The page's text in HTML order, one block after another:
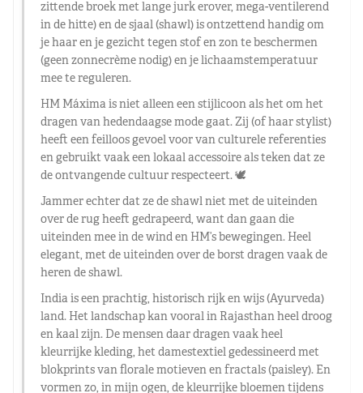
zittende broek met lange jurk erover, mega-ventilerend
in de hitte) en de sjaal (shawl) is ontzettend handig om
je haar en je gezicht tegen stof en zon te beschermen
(geen zonnecrème nodig) en je lichaamstemperatuur
mee te reguleren.
HM Máxima is niet alleen een stijlicoon als het om het
dragen van hedendaagse mode gaat. Zij (of haar stylist)
heeft een feilloos gevoel voor van culturele referenties
en gebruikt vaak een lokaal accessoire als teken dat ze
de ontvangende cultuur respecteert. 🕊️
Jammer echter dat ze de shawl niet met de uiteinden
over de rug heeft gedrapeerd, want dan gaan die
uiteinden mee in de wind en HM’s bewegingen. Heel
elegant, met de uiteinden over de borst dragen vaak de
heren de shawl.
India is een prachtig, historisch rijk en wijs (Ayurveda)
land. Het landschap kan vooral in Rajasthan heel droog
en kaal zijn. De mensen daar dragen vaak heel
kleurrijke kleding, het damestextiel gedessineerd met
blokprints van florale motieven en fractals (paisley). En
vormen zo, in mijn ogen, de kleurrijke bloemen tijdens